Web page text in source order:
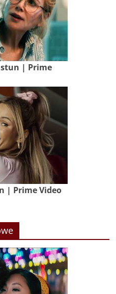
| Prime
| Prime Video